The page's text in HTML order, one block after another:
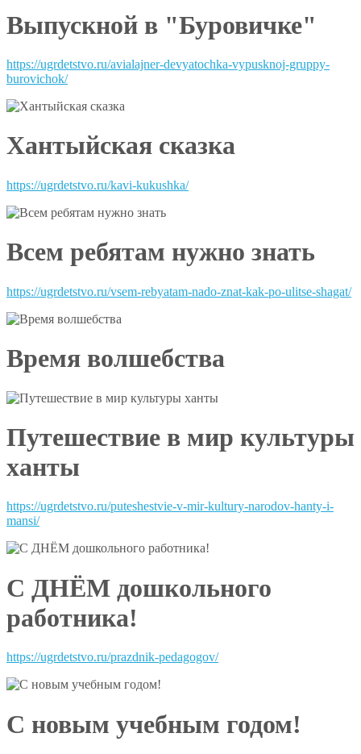
Выпускной в "Буровичке"
https://ugrdetstvo.ru/avialajner-devyatochka-vypusknoj-gruppy-
burovichok/
Хантыйская сказка
https://ugrdetstvo.ru/kavi-kukushka/
Всем ребятам нужно знать
https://ugrdetstvo.ru/vsem-rebyatam-nado-znat-kak-po-ulitse-shagat/
Время волшебства
Путешествие в мир культуры
ханты
https://ugrdetstvo.ru/puteshestvie-v-mir-kultury-narodov-hanty-i-
mansi/
С ДНЁМ дошкольного
работника!
https://ugrdetstvo.ru/prazdnik-pedagogov/
С новым учебным годом!